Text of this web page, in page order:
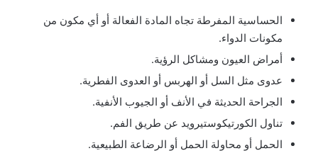
الحساسية المفرطة تجاه المادة الفعالة أو أي مكون من
مكونات الدواء.
أمراض العيون ومشاكل الرؤية.
عدوى مثل السل أو الهربس أو العدوى الفطرية.
الجراحة الحديثة في الأنف أو الجيوب الأنفية.
تناول الكورتيكوستيرويد عن طريق الفم.
الحمل أو محاولة الحمل أو الرضاعة الطبيعية.